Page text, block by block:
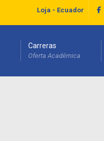
Loja - Ecuador
Carreras
Oferta Académica